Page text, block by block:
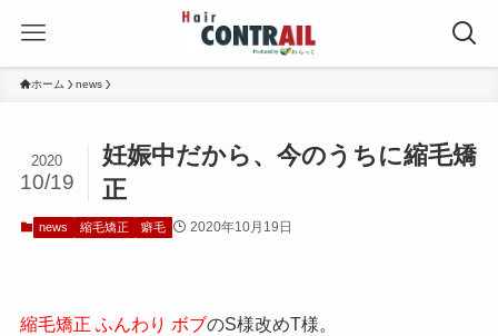
ホーム news
妊娠中だから、今のうちに縮毛矯
正
2020
10/19
news 縮毛矯正 癖毛 2020年10月19日
縮毛矯正 ふんわり ボブのS様改めT様。